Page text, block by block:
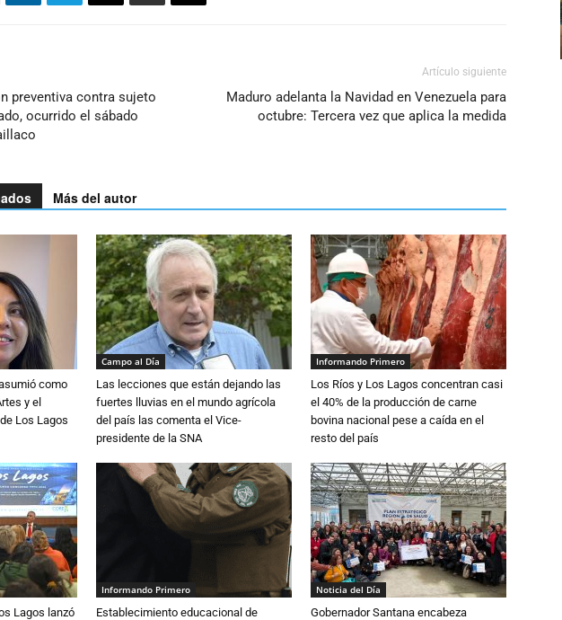
preventiva contra sujeto
ocurrido el sábado
Artículo siguiente
Maduro adelanta la Navidad en Venezuela para
octubre: Tercera vez que aplica la medida
Más del autor
como
y el
Los Lagos
Campo al Día
Las lecciones que están dejando las
fuertes lluvias en el mundo agrícola
del país las comenta el Vice-
presidente de la SNA
Informando Primero
Los Ríos y Los Lagos concentran casi
el 40% de la producción de carne
bovina nacional pese a caída en el
resto del país
Lagos lanzó
Informando Primero
Establecimiento educacional de
Noticia del Día
Gobernador Santana encabeza